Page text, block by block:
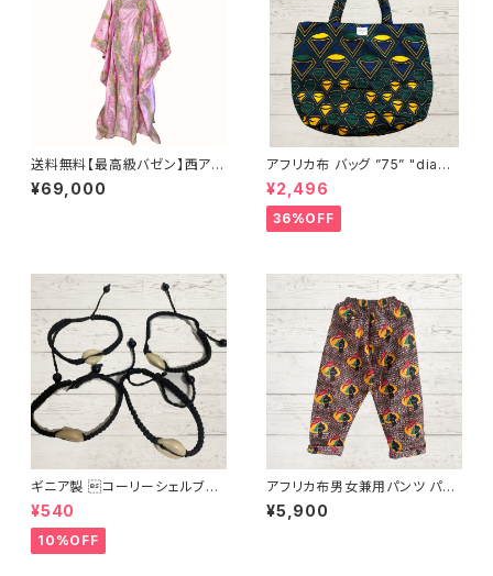
送料無料【最高級バゼン】西アフ
リカ正装 グバ｜ラインストーン
＆ゴールド刺繍（ヘッドドレス付）
¥69,000
アフリカ布 バッグ ”75” "diamo
nds " アフリカンプリント パー
ニュ カンガ キテンゲ トートバッ
グ エコバッグ ギニア フェアトレ
ード INUWALIAFRICA
¥2,496
36%OFF
ギニア製 コーリーシェルブレ
スレット
¥540
10%OFF
アフリカ布男女兼用パンツ パー
ニュ アフリカ布 キテンゲ ギニア
フェアトレード INUWALIAFRIC
¥5,900